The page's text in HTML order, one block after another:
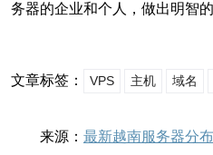
务器的企业和个人，做出明智的
文章标签： VPS 主机 域名
来源： 最新越南服务器分